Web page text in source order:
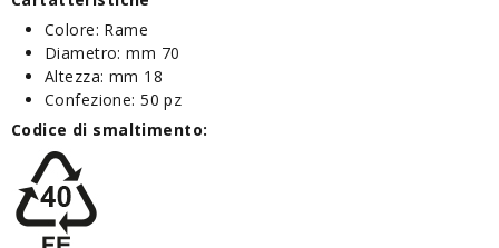
Colore: Rame
Diametro: mm 70
Altezza: mm 18
Confezione: 50 pz
Codice di smaltimento: